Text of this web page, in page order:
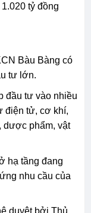
1.020 tỷ đồng
Bàu Bàng có
tư lớn.
đầu tư vào nhiều
điện tử, cơ khí,
dược phẩm, vật
hạ tầng đang
nhu cầu của